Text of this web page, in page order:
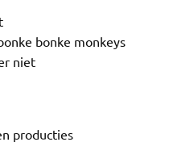
bonke monkeys
niet
producties